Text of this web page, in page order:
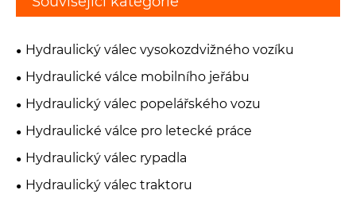
Hydraulický válec vysokozdvižného vozíku
Hydraulické válce mobilního jeřábu
Hydraulický válec popelářského vozu
Hydraulické válce pro letecké práce
Hydraulický válec rypadla
Hydraulický válec traktoru